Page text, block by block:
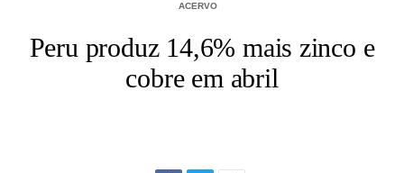
ACERVO
Peru produz 14,6% mais zinco e
cobre em abril